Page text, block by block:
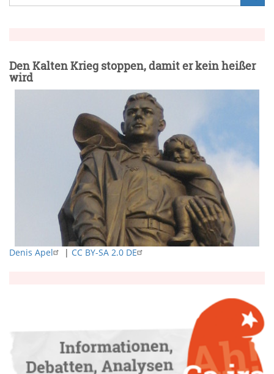
Suche
Den Kalten Krieg stoppen, damit er kein heißer
wird
Denis Apel | CC BY-SA 2.0 DE